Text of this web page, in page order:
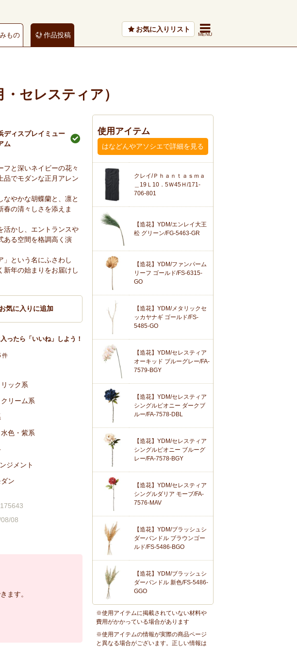
もの 作品投稿
お気に入りリスト
セレスティア）
ディスプレイミュー
ム
フと深いネイビーの花々
品でモダンな正月アレン
なやかな胡蝶蘭と、凛と
春の清々しさを添えま
活かし、エントランスや
ある空間を格調高く演
」という名にふさわし
新年の始まりをお届けし
ったら「いいね」しよう！
ック系
リーム系
色・紫系
ジメント
ン
08
ます。
使用アイテム
はなどんやアソシエで詳細を見る
クレイ/Ｐｈａｎｔａｓｍａ
＿19Ｌ10．5Ｗ45Ｈ/171-
706-801
【造花】YDM/エンレイ大王
松 グリーン/FG-5463-GR
【造花】YDM/ファンパーム
リーフ ゴールド/FS-6315-
GO
【造花】YDM/メタリックセ
ッカヤナギ ゴールド/FS-
5485-GO
【造花】YDM/セレスティア
オーキッド ブルーグレー/FA-
7579-BGY
【造花】YDM/セレスティア
シングルピオニー ダークブ
ルー/FA-7578-DBL
【造花】YDM/セレスティア
シングルピオニー ブルーグ
レー/FA-7578-BGY
【造花】YDM/セレスティア
シングルダリア モーブ/FA-
7576-MAV
【造花】YDM/ブラッシュシ
ダーバンドル ブラウンゴー
ルド/FS-5486-BGO
【造花】YDM/ブラッシュシ
ダーバンドル 新色/FS-5486-
GGO
※使用アイテムに掲載されていない材料や
費用がかかっている場合があります
※使用アイテムの情報が実際の商品ページ
と異なる場合がございます。正しい情報は